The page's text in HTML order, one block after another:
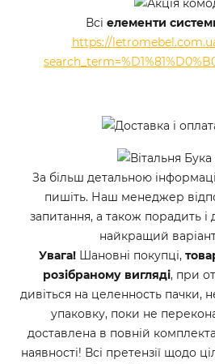
Всі елементи
https://
За більш детальною
пишіть. Наш менеджер
запитання, а також порадить
найкращий
Увага! Шановні покупці,
розібраному вигляді, при
дивіться на целенность пачки,
упаковку, поки не
доставлена в повній
наявності! Всі претензії щодо